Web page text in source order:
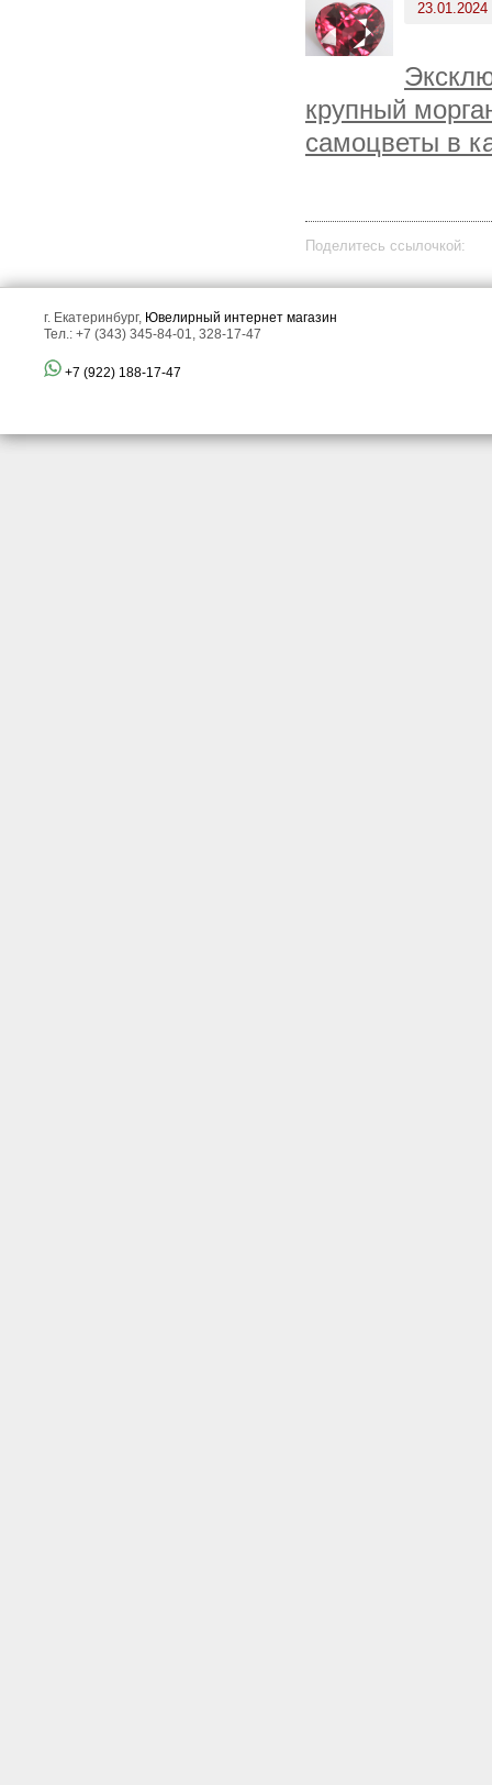
23.01.2024
крупный
самоцветы в
Поделитесь ссылочкой:
г. Екатеринбург, Ювелирный интернет магазин
Тел.: +7 (343) 345-84-01, 328-17-47
+7 (922) 188-17-47